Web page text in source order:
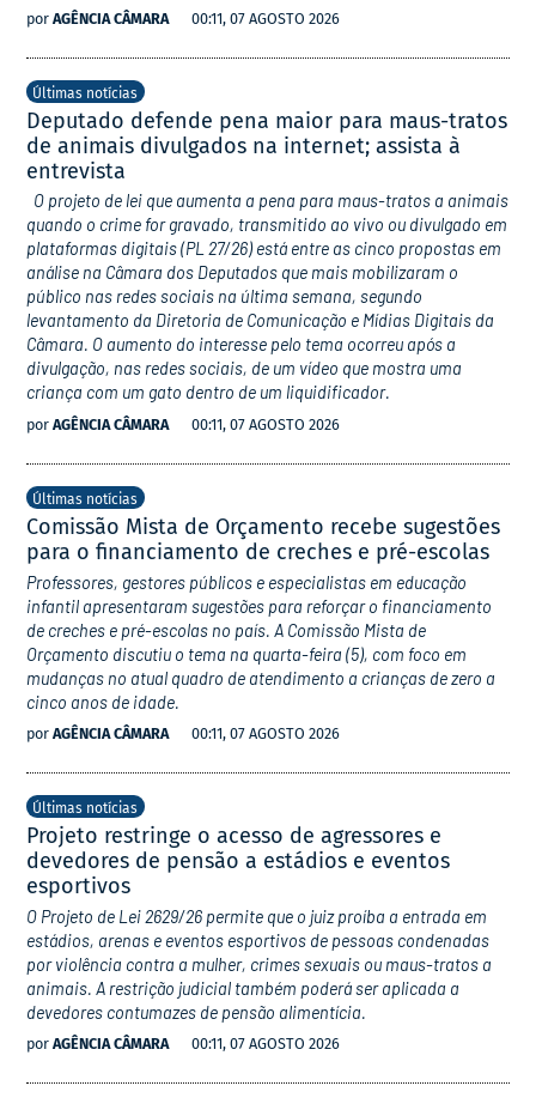
por AGÊNCIA CÂMARA 00:11, 07 AGOSTO 2026
Últimas notícias
Deputado defende pena maior para maus-tratos
de animais divulgados na internet; assista à
entrevista
O projeto de lei que aumenta a pena para maus-tratos a animais
quando o crime for gravado, transmitido ao vivo ou divulgado em
plataformas digitais (PL 27/26) está entre as cinco propostas em
análise na Câmara dos Deputados que mais mobilizaram o
público nas redes sociais na última semana, segundo
levantamento da Diretoria de Comunicação e Mídias Digitais da
Câmara. O aumento do interesse pelo tema ocorreu após a
divulgação, nas redes sociais, de um vídeo que mostra uma
criança com um gato dentro de um liquidificador.
por AGÊNCIA CÂMARA 00:11, 07 AGOSTO 2026
Últimas notícias
Comissão Mista de Orçamento recebe sugestões
para o financiamento de creches e pré-escolas
Professores, gestores públicos e especialistas em educação
infantil apresentaram sugestões para reforçar o financiamento
de creches e pré-escolas no país. A Comissão Mista de
Orçamento discutiu o tema na quarta-feira (5), com foco em
mudanças no atual quadro de atendimento a crianças de zero a
cinco anos de idade.
por AGÊNCIA CÂMARA 00:11, 07 AGOSTO 2026
Últimas notícias
Projeto restringe o acesso de agressores e
devedores de pensão a estádios e eventos
esportivos
O Projeto de Lei 2629/26 permite que o juiz proíba a entrada em
estádios, arenas e eventos esportivos de pessoas condenadas
por violência contra a mulher, crimes sexuais ou maus-tratos a
animais. A restrição judicial também poderá ser aplicada a
devedores contumazes de pensão alimentícia.
por AGÊNCIA CÂMARA 00:11, 07 AGOSTO 2026